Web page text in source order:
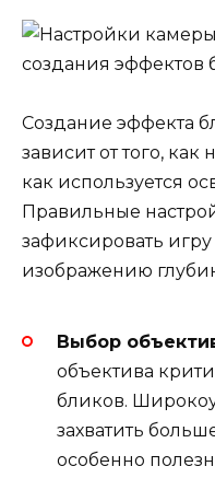
Создание эффекта
зависит от того,
как используется
Правильные
зафиксировать
изображению
Выбор
объектива
бликов.
захватить
особенно